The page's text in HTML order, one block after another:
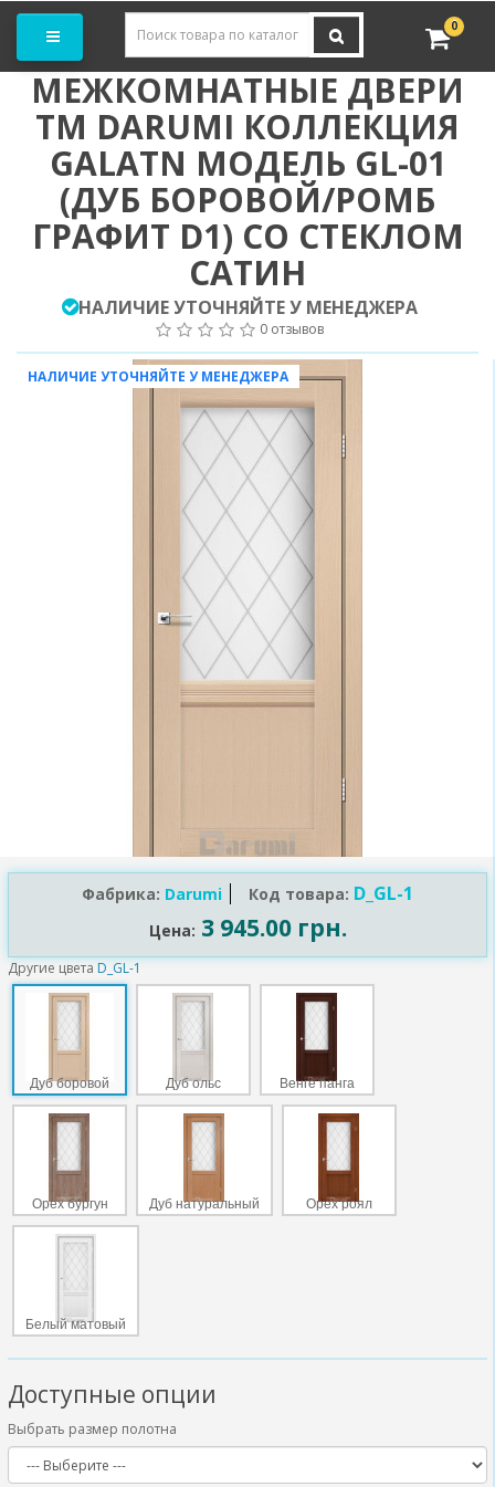
0
МЕЖКОМНАТНЫЕ ДВЕРИ
ТМ DARUMI КОЛЛЕКЦИЯ
GALATN МОДЕЛЬ GL-01
(ДУБ БОРОВОЙ/РОМБ
ГРАФИТ D1) СО СТЕКЛОМ
САТИН
НАЛИЧИЕ УТОЧНЯЙТЕ У МЕНЕДЖЕРА
0 отзывов
НАЛИЧИЕ УТОЧНЯЙТЕ У МЕНЕДЖЕРА
Фабрика: Darumi Код товара: D_GL-1
Цена: 3 945.00 грн.
Другие цвета D_GL-1
Дуб боровой Дуб ольс Венге панга
Орех бургун Дуб натуральный Орех роял
Белый матовый
Доступные опции
Выбрать размер полотна